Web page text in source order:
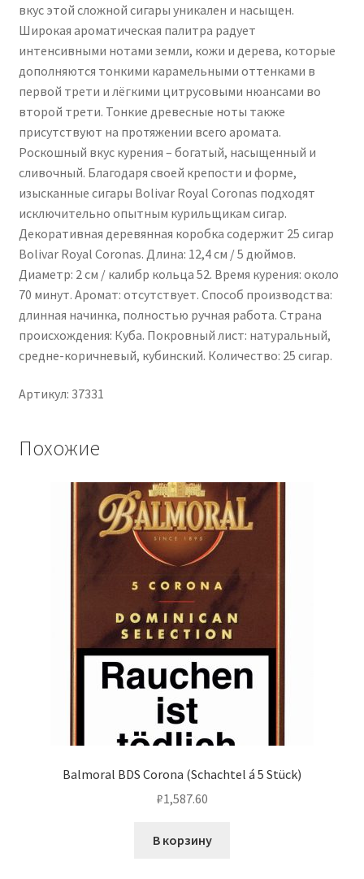
вкус этой сложной сигары уникален и насыщен.
Широкая ароматическая палитра радует
интенсивными нотами земли, кожи и дерева, которые
дополняются тонкими карамельными оттенками в
первой трети и лёгкими цитрусовыми нюансами во
второй трети. Тонкие древесные ноты также
присутствуют на протяжении всего аромата.
Роскошный вкус курения – богатый, насыщенный и
сливочный. Благодаря своей крепости и форме,
изысканные сигары Bolivar Royal Coronas подходят
исключительно опытным курильщикам сигар.
Декоративная деревянная коробка содержит 25 сигар
Bolivar Royal Coronas. Длина: 12,4 см / 5 дюймов.
Диаметр: 2 см / калибр кольца 52. Время курения: около
70 минут. Аромат: отсутствует. Способ производства:
длинная начинка, полностью ручная работа. Страна
происхождения: Куба. Покровный лист: натуральный,
средне-коричневый, кубинский. Количество: 25 сигар.
Артикул: 37331
Похожие
Balmoral BDS Corona (Schachtel á 5 Stück)
₽1,587.60
В корзину